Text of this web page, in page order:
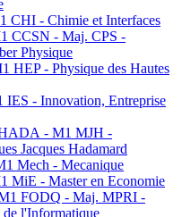
CHI - Chimie et Interfaces
CCSN - Maj. CPS -
Physique
HEP - Physique des Hautes
IES - Innovation, Entreprise
- M1 MJH -
Jacques Hadamard
Mech - Mecanique
MiE - Master en Economie
FODQ - Maj. MPRI -
de l'Informatique